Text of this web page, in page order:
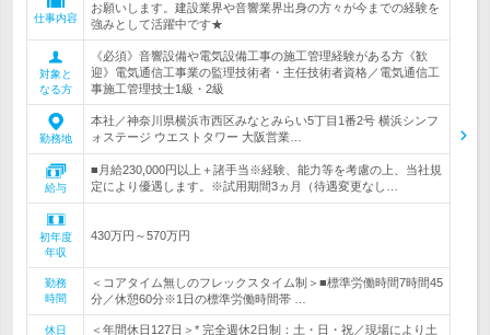
仕事内容
お願いします。建設業界や音響業界出身の方々が今までの経験を
強みとして活躍中です★
対象と
なる方
《必須》音響設備や電気設備工事の施工管理経験がある方《歓
迎》電気通信工事業の監理技術者・主任技術者資格／電気通信工
事施工管理技士1級・2級
勤務地
本社／神奈川県横浜市西区みなとみらい5丁目1番2号 横浜シンフ
ォステージ ウエストタワー 大阪営業…
給与
■月給230,000円以上＋諸手当※経験、能力等を考慮の上、当社規
定により優遇します。※試用期間3ヵ月（待遇変更なし…
初年度
年収
430万円～570万円
勤務
時間
＜コアタイム無しのフレックスタイム制＞■標準労働時間7時間45
分／休憩60分※1日の標準労働時間帯 …
休日
＜年間休日127日＞* 完全週休2日制：土・日・祝／現場により土